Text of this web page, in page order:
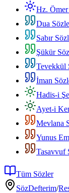
Hz.
Dua
Sabır
Şükür
Tevekkül
İman
Hadis-i
Ayet-i
Mevlana
Yunus
Tasavvuf
Tüm Sözler
SözDefterim/